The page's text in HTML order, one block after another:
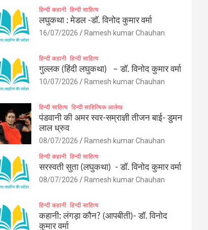
हिन्दी कहानी हिन्दी साहित्य
लघुकथा : मेडल -डॉ. विनोद कुमार वर्मा
16/07/2026 Ramesh kumar Chauhan
हिन्दी कहानी हिन्दी साहित्य
गुल्लक (हिंदी लघुकथा) – डॉ. विनोद कुमार वर्मा
10/07/2026 Ramesh kumar Chauhan
हिन्दी साहित्य हिन्दी साहित्यिक आलेख
पंडवानी की अमर स्वर-सम्राज्ञी तीजन बाई- डुमन
लाल ध्रुव
08/07/2026 Ramesh kumar Chauhan
हिन्दी कहानी हिन्दी साहित्य
सरस्वती सुता (लघुकथा) ​- डॉ. विनोद कुमार वर्मा
08/07/2026 Ramesh kumar Chauhan
हिन्दी कहानी हिन्दी साहित्य
कहानी: लंगड़ा कौन? (आपबीती)​- डॉ. विनोद
कुमार वर्मा